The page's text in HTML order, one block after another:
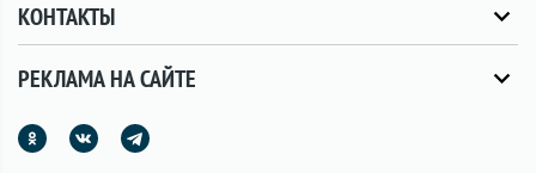
КОНТАКТЫ
РЕКЛАМА НА САЙТЕ